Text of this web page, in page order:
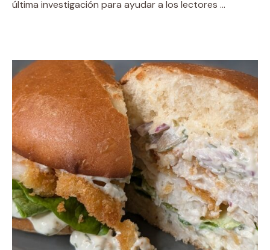
última investigación para ayudar a los lectores …